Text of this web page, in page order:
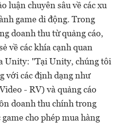
luận chuyên sâu về các xu
game di động. Trong
doanh thu từ quảng cáo,
về các khía cạnh quan
Unity: "Tại Unity, chúng tôi
với các định dạng như
- RV) và quảng cáo
doanh thu chính trong
cho phép mua hàng